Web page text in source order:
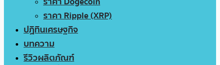
ราคา Ripple (XRP)
ปฏิทินเศรษฐกิจ
บทความ
รีวิวผลิตภัณฑ์